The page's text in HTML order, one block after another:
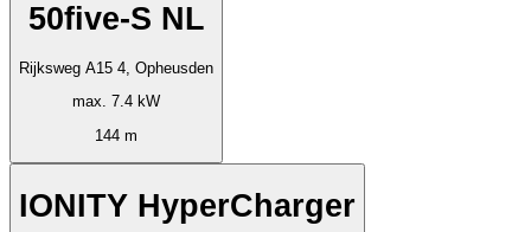
50five-S NL
Rijksweg A15 4, Opheusden
max. 7.4 kW
144 m
IONITY HyperCharger